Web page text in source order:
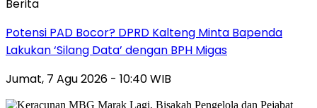
Berita
Potensi PAD Bocor? DPRD Kalteng Minta Bapenda
Lakukan ‘Silang Data’ dengan BPH Migas
Jumat, 7 Agu 2026 - 10:40 WIB